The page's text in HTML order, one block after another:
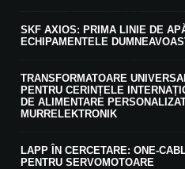
SKF AXIOS: PRIMA LINIE DE
ECHIPAMENTELE
TRANSFORMATOARE
PENTRU CERINȚELE
DE ALIMENTARE
MURRELEKTRONIK
LAPP ÎN CERCETARE: ONE-
PENTRU SERVOMOTOARE